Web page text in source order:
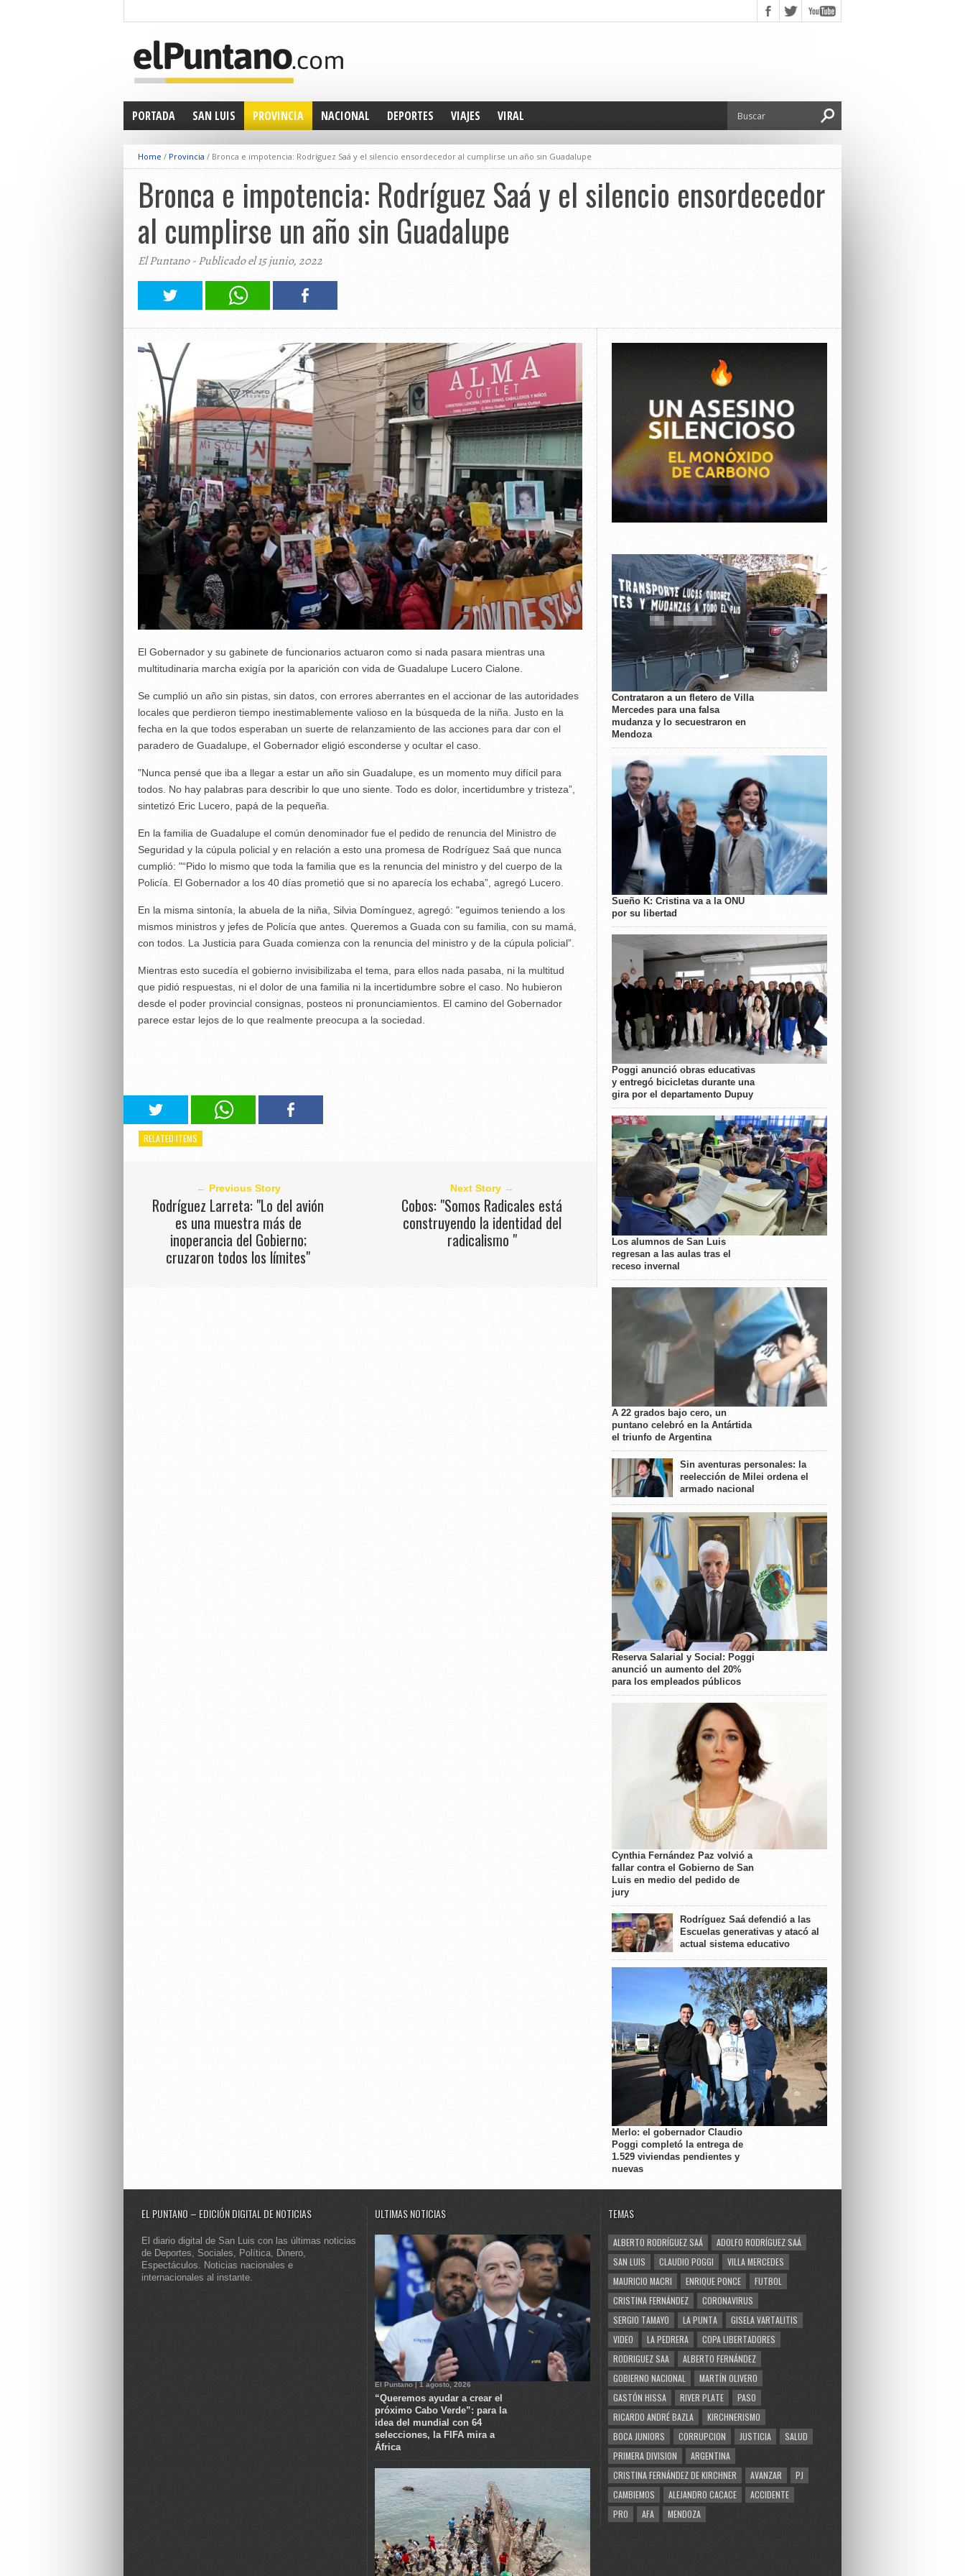
PORTADA SAN LUIS PROVINCIA NACIONAL DEPORTES VIAJES VIRAL
Home / Provincia / Bronca e impotencia: Rodríguez Saá y el silencio ensordecedor al cumplirse un año sin Guadalupe
Bronca e impotencia: Rodríguez Saá y el silencio ensordecedor
al cumplirse un año sin Guadalupe
El Puntano - Publicado el 15 junio, 2022
El Gobernador y su gabinete de funcionarios actuaron como si nada pasara mientras una
multitudinaria marcha exigía por la aparición con vida de Guadalupe Lucero Cialone.
Se cumplió un año sin pistas, sin datos, con errores aberrantes en el accionar de las autoridades
locales que perdieron tiempo inestimablemente valioso en la búsqueda de la niña. Justo en la
fecha en la que todos esperaban un suerte de relanzamiento de las acciones para dar con el
paradero de Guadalupe, el Gobernador eligió esconderse y ocultar el caso.
"Nunca pensé que iba a llegar a estar un año sin Guadalupe, es un momento muy difícil para
todos. No hay palabras para describir lo que uno siente. Todo es dolor, incertidumbre y tristeza”,
sintetizó Eric Lucero, papá de la pequeña.
En la familia de Guadalupe el común denominador fue el pedido de renuncia del Ministro de
Seguridad y la cúpula policial y en relación a esto una promesa de Rodríguez Saá que nunca
cumplió: "“Pido lo mismo que toda la familia que es la renuncia del ministro y del cuerpo de la
Policía. El Gobernador a los 40 días prometió que si no aparecía los echaba”, agregó Lucero.
En la misma sintonía, la abuela de la niña, Silvia Domínguez, agregó: "eguimos teniendo a los
mismos ministros y jefes de Policía que antes. Queremos a Guada con su familia, con su mamá,
con todos. La Justicia para Guada comienza con la renuncia del ministro y de la cúpula policial”.
Mientras esto sucedía el gobierno invisibilizaba el tema, para ellos nada pasaba, ni la multitud
que pidió respuestas, ni el dolor de una familia ni la incertidumbre sobre el caso. No hubieron
desde el poder provincial consignas, posteos ni pronunciamientos. El camino del Gobernador
parece estar lejos de lo que realmente preocupa a la sociedad.
RELATED ITEMS
← Previous Story
Rodríguez Larreta: "Lo del avión
es una muestra más de
inoperancia del Gobierno;
cruzaron todos los límites"
Next Story →
Cobos: "Somos Radicales está
construyendo la identidad del
radicalismo "
Contrataron a un fletero de Villa
Mercedes para una falsa
mudanza y lo secuestraron en
Mendoza
Sueño K: Cristina va a la ONU
por su libertad
Poggi anunció obras educativas
y entregó bicicletas durante una
gira por el departamento Dupuy
Los alumnos de San Luis
regresan a las aulas tras el
receso invernal
A 22 grados bajo cero, un
puntano celebró en la Antártida
el triunfo de Argentina
Sin aventuras personales: la
reelección de Milei ordena el
armado nacional
Reserva Salarial y Social: Poggi
anunció un aumento del 20%
para los empleados públicos
Cynthia Fernández Paz volvió a
fallar contra el Gobierno de San
Luis en medio del pedido de
jury
Rodríguez Saá defendió a las
Escuelas generativas y atacó al
actual sistema educativo
Merlo: el gobernador Claudio
Poggi completó la entrega de
1.529 viviendas pendientes y
nuevas
EL PUNTANO – EDICIÓN DIGITAL DE NOTICIAS
El diario digital de San Luis con las últimas noticias
de Deportes, Sociales, Política, Dinero,
Espectáculos. Noticias nacionales e
internacionales al instante.
ULTIMAS NOTICIAS
El Puntano | 1 agosto, 2026
“Queremos ayudar a crear el
próximo Cabo Verde”: para la
idea del mundial con 64
selecciones, la FIFA mira a
África
TEMAS
ALBERTO RODRÍGUEZ SAÁ
ADOLFO RODRÍGUEZ SAÁ
SAN LUIS
CLAUDIO POGGI
VILLA MERCEDES
MAURICIO MACRI
ENRIQUE PONCE
FUTBOL
CRISTINA FERNÁNDEZ
CORONAVIRUS
SERGIO TAMAYO
LA PUNTA
GISELA VARTALITIS
VIDEO
LA PEDRERA
COPA LIBERTADORES
RODRIGUEZ SAA
ALBERTO FERNÁNDEZ
GOBIERNO NACIONAL
MARTÍN OLIVERO
GASTÓN HISSA
RIVER PLATE
PASO
RICARDO ANDRÉ BAZLA
KIRCHNERISMO
BOCA JUNIORS
CORRUPCION JUSTICIA
SALUD
PRIMERA DIVISION
ARGENTINA
CRISTINA FERNÁNDEZ DE KIRCHNER
AVANZAR
PJ
CAMBIEMOS
ALEJANDRO CACACE
ACCIDENTE
PRO
AFA MENDOZA